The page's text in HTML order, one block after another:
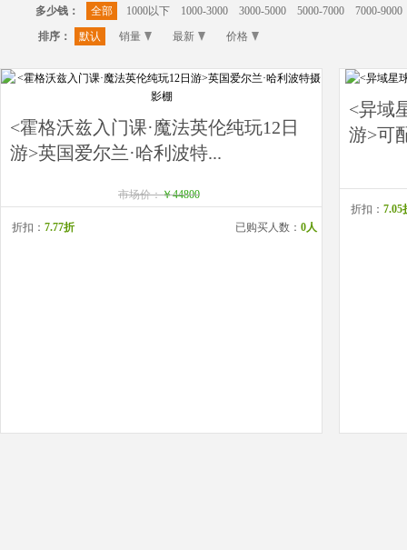
多少钱： 全部 1000以下 1000-3000 3000-5000 5000-7000
7000-9000
排序：
默认 销量 最新 价格
<霍格沃兹入门课·魔法英伦纯玩12日
游>英国爱尔兰·哈利波特...
市场价：￥44800
折扣： 7.77折 已购买人数： 0人
<异域
游>可
折扣： 7.05